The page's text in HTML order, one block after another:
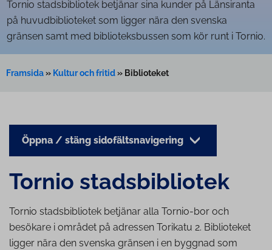
Tornio stadsbibliotek betjänar sina kunder på Länsiranta
på huvudbiblioteket som ligger nära den svenska
gränsen samt med biblioteksbussen som kör runt i Tornio.
Framsida» Kultur och fritid» Biblioteket
Öppna / stäng sidofältsnavigering
Tornio stads­bib­li­o­tek
Tornio stadsbibliotek betjänar alla Tornio-bor och
besökare i området på adressen Torikatu 2. Biblioteket
ligger nära den svenska gränsen i en byggnad som